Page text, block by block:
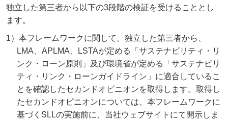
独立した第三者から以下の3段階の検証を受けることとし
ます。
1）本フレームワークに関して、独立した第三者から、
LMA、APLMA、LSTAが定める「サステナビリティ・リ
ンク・ローン原則」及び環境省が定める「サステナビリ
ティ・リンク・ローンガイドライン」に適合しているこ
とを確認したセカンドオピニオンを取得します。取得し
たセカンドオピニオンについては、本フレームワークに
基づくSLLの実施前に、当社ウェブサイトにて開示しま